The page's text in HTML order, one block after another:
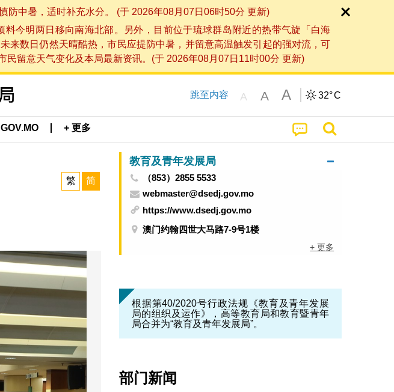
防中暑，适时补充水分。 (于 2026年08月07日06时50分 更新)
今明两日移向南海北部。另外，目前位于琉球群岛附近的热带气旋「白海
来数日仍然天晴酷热，市民应提防中暑，并留意高温触发引起的强对流，可
留意天气变化及本局最新资讯。(于 2026年08月07日11时00分 更新)
跳至内容 A A A 32°C
GOV.MO + 更多
繁 简
教育及青年发展局
（853）2855 5533
webmaster@dsedj.gov.mo
https://www.dsedj.gov.mo
澳门约翰四世大马路7-9号1楼
+ 更多
根据第40/2020号行政法规《教育及青年发展
局的组织及运作》，高等教育局和教育暨青年
局合并为“教育及青年发展局”。
部门新闻